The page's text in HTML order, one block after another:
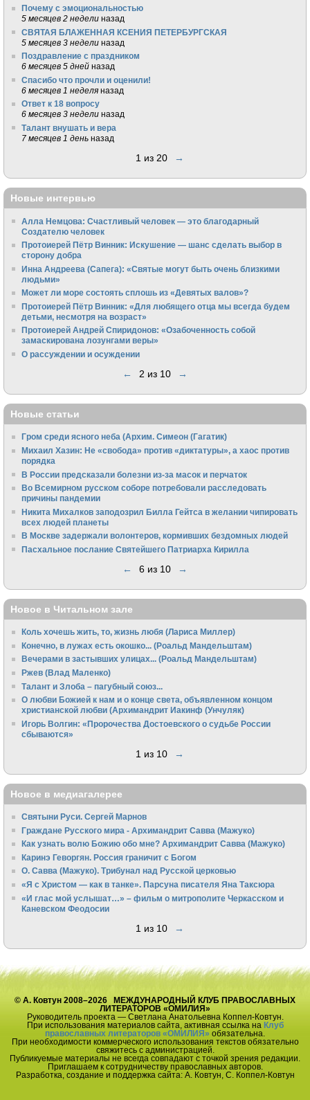
Почему с эмоциональностью
5 месяцев 2 недели назад
СВЯТАЯ БЛАЖЕННАЯ КСЕНИЯ ПЕТЕРБУРГСКАЯ
5 месяцев 3 недели назад
Поздравление с праздником
6 месяцев 5 дней назад
Спасибо что прочли и оценили!
6 месяцев 1 неделя назад
Ответ к 18 вопросу
6 месяцев 3 недели назад
Талант внушать и вера
7 месяцев 1 день назад
1 из 20 →
Новые интервью
Алла Немцова: Счастливый человек — это благодарный
Создателю человек
Протоиерей Пётр Винник: Искушение — шанс сделать выбор в
сторону добра
Инна Андреева (Сапега): «Святые могут быть очень близкими
людьми»
Может ли море состоять сплошь из «Девятых валов»?
Протоиерей Пётр Винник: «Для любящего отца мы всегда будем
детьми, несмотря на возраст»
Протоиерей Андрей Спиридонов: «Озабоченность собой
замаскирована лозунгами веры»
О рассуждении и осуждении
← 2 из 10 →
Новые статьи
Гром среди ясного неба (Архим. Симеон (Гагатик)
Михаил Хазин: Не «свобода» против «диктатуры», а хаос против
порядка
В России предсказали болезни из-за масок и перчаток
Во Всемирном русском соборе потребовали расследовать
причины пандемии
Никита Михалков заподозрил Билла Гейтса в желании чипировать
всех людей планеты
В Москве задержали волонтеров, кормивших бездомных людей
Пасхальное послание Святейшего Патриарха Кирилла
← 6 из 10 →
Новое в Читальном зале
Коль хочешь жить, то, жизнь любя (Лариса Миллер)
Конечно, в лужах есть окошко... (Роальд Мандельштам)
Вечерами в застывших улицах... (Роальд Мандельштам)
Ржев (Влад Маленко)
Талант и Злоба – пагубный союз...
О любви Божией к нам и о конце света, объявленном концом
христианской любви (Архимандрит Иакинф (Унчуляк)
Игорь Волгин: «Пророчества Достоевского о судьбе России
сбываются»
1 из 10 →
Новое в медиагалерее
Святыни Руси. Сергей Марнов
Граждане Русского мира - Архимандрит Савва (Мажуко)
Как узнать волю Божию обо мне? Архимандрит Савва (Мажуко)
Каринэ Геворгян. Россия граничит с Богом
О. Савва (Мажуко). Трибунал над Русской церковью
«Я с Христом — как в танке». Парсуна писателя Яна Таксюра
«И глас мой услышат…» – фильм о митрополите Черкасском и
Каневском Феодосии
1 из 10 →
© А. Ковтун 2008–2026 МЕЖДУНАРОДНЫЙ КЛУБ ПРАВОСЛАВНЫХ
ЛИТЕРАТОРОВ «ОМИЛИЯ»
Руководитель проекта — Светлана Анатольевна Коппел-Ковтун.
При использования материалов сайта, активная ссылка на Клуб
православных литераторов «ОМИЛИЯ» обязательна.
При необходимости коммерческого использования текстов обязательно
свяжитесь с администрацией.
Публикуемые материалы не всегда совпадают с точкой зрения редакции.
Приглашаем к сотрудничеству православных авторов.
Разработка, создание и поддержка сайта: А. Ковтун, С. Коппел-Ковтун